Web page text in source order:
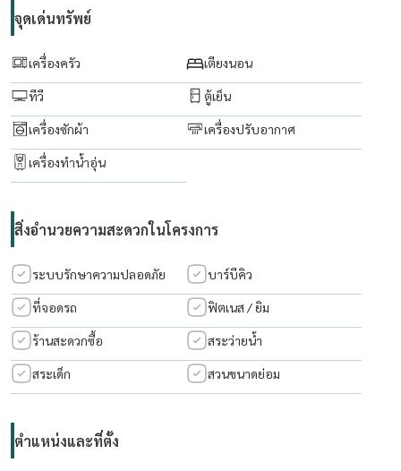
จุดเด่นทรัพย์
เครื่องครัว เตียงนอน
ทีวี ตู้เย็น
เครื่องซักผ้า เครื่องปรับอากาศ
เครื่องทำน้ำอุ่น
สิ่งอำนวยความสะดวกในโครงการ
ระบบรักษาความปลอดภัย บาร์บีคิว
ที่จอดรถ ฟิตเนส / ยิม
ร้านสะดวกซื้อ สระว่ายน้ำ
สระเด็ก สวนขนาดย่อม
ตำแหน่งและที่ตั้ง